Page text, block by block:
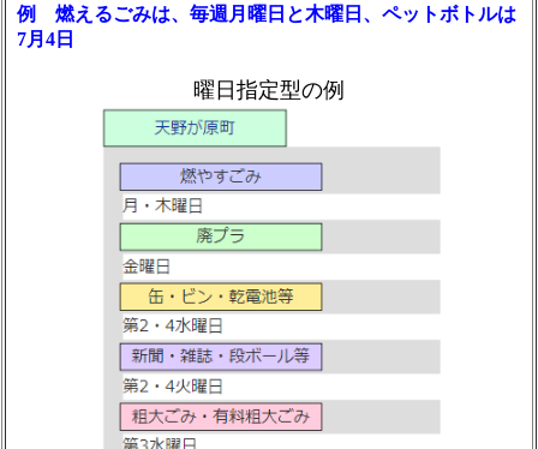
例 燃えるごみは、毎週月曜日と木曜日、ペットボトルは
7月4日
曜日指定型の例